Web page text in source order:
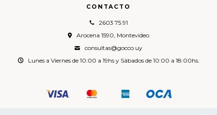
CONTACTO
2603 75 91
Arocena 1590, Montevideo
consultas@gocco.uy
Lunes a Viernes de 10:00 a 19hs y Sábados de 10:00 a 18:00hs.